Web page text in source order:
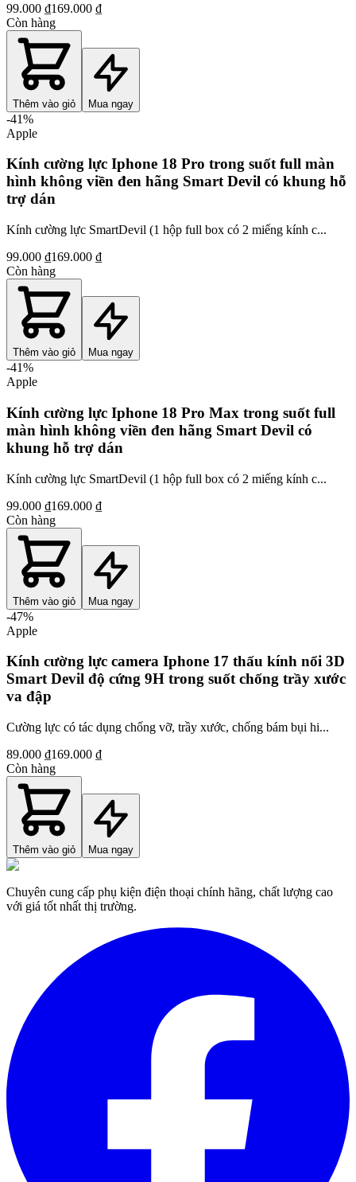
99.000 ₫169.000 ₫
Còn hàng
Thêm vào giỏ Mua ngay
-41%
Apple
Kính cường lực Iphone 18 Pro trong suốt full màn
hình không viền đen hãng Smart Devil có khung hỗ
trợ dán
Kính cường lực SmartDevil (1 hộp full box có 2 miếng kính c...
99.000 ₫169.000 ₫
Còn hàng
Thêm vào giỏ Mua ngay
-41%
Apple
Kính cường lực Iphone 18 Pro Max trong suốt full
màn hình không viền đen hãng Smart Devil có
khung hỗ trợ dán
Kính cường lực SmartDevil (1 hộp full box có 2 miếng kính c...
99.000 ₫169.000 ₫
Còn hàng
Thêm vào giỏ Mua ngay
-47%
Apple
Kính cường lực camera Iphone 17 thấu kính nổi 3D
Smart Devil độ cứng 9H trong suốt chống trầy xước
va đập
Cường lực có tác dụng chống vỡ, trầy xước, chống bám bụi hi...
89.000 ₫169.000 ₫
Còn hàng
Thêm vào giỏ Mua ngay
Chuyên cung cấp phụ kiện điện thoại chính hãng, chất lượng cao
với giá tốt nhất thị trường.